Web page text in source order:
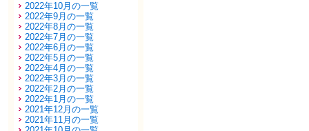
2022年10月の一覧
2022年9月の一覧
2022年8月の一覧
2022年7月の一覧
2022年6月の一覧
2022年5月の一覧
2022年4月の一覧
2022年3月の一覧
2022年2月の一覧
2022年1月の一覧
2021年12月の一覧
2021年11月の一覧